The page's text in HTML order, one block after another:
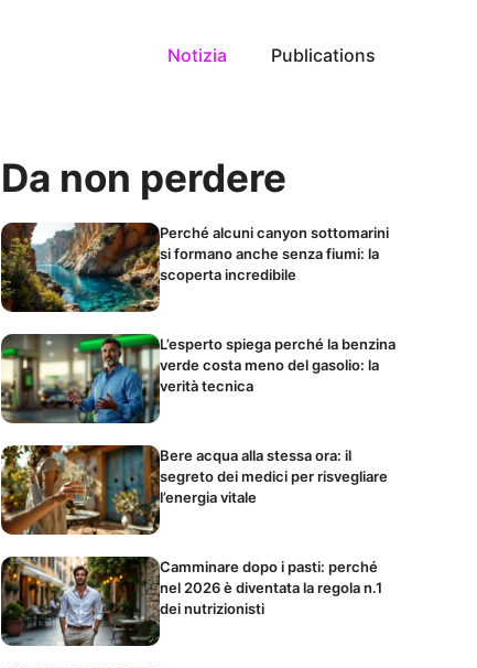
Notizia Publications
Da non perdere
Perché alcuni canyon sottomarini
si formano anche senza fiumi: la
scoperta incredibile
L’esperto spiega perché la benzina
verde costa meno del gasolio: la
verità tecnica
Bere acqua alla stessa ora: il
segreto dei medici per risvegliare
l’energia vitale
Camminare dopo i pasti: perché
nel 2026 è diventata la regola n.1
dei nutrizionisti